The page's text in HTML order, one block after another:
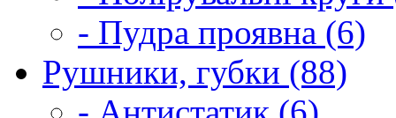
- Пудра проявна (6)
Рушники, губки (88)